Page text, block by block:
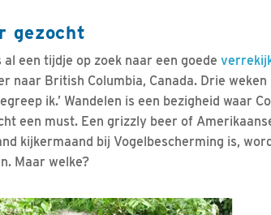
gezocht
al een tijdje op zoek naar een goede
naar British Columbia, Canada. Drie
ik.’ Wandelen is een bezigheid waar
een must. Een grizzly beer of
kijkermaand bij Vogelbescherming is,
Maar welke?